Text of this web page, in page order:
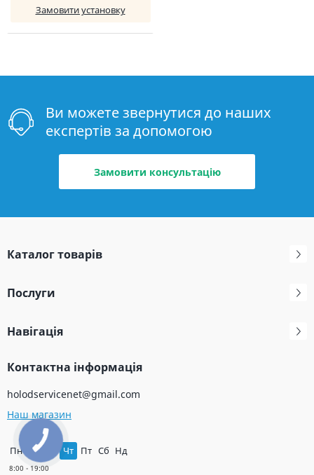
Замовити установку
Ви можете звернутися до наших
експертів за допомогою
Замовити консультацію
Каталог товарів
Послуги
Навігація
Контактна інформація
holodservicenet@gmail.com
Наш магазин
Пн Вт Чт Пт Сб Нд